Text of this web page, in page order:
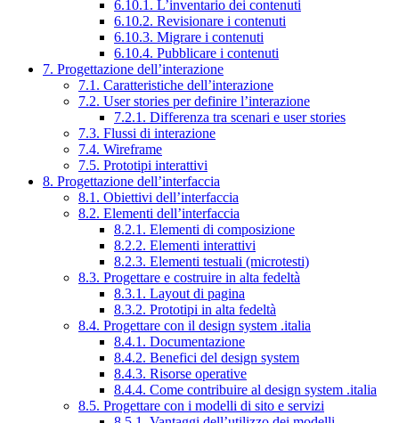
6.10.1. L’inventario dei contenuti
6.10.2. Revisionare i contenuti
6.10.3. Migrare i contenuti
6.10.4. Pubblicare i contenuti
7. Progettazione dell’interazione
7.1. Caratteristiche dell’interazione
7.2. User stories per definire l’interazione
7.2.1. Differenza tra scenari e user stories
7.3. Flussi di interazione
7.4. Wireframe
7.5. Prototipi interattivi
8. Progettazione dell’interfaccia
8.1. Obiettivi dell’interfaccia
8.2. Elementi dell’interfaccia
8.2.1. Elementi di composizione
8.2.2. Elementi interattivi
8.2.3. Elementi testuali (microtesti)
8.3. Progettare e costruire in alta fedeltà
8.3.1. Layout di pagina
8.3.2. Prototipi in alta fedeltà
8.4. Progettare con il design system .italia
8.4.1. Documentazione
8.4.2. Benefici del design system
8.4.3. Risorse operative
8.4.4. Come contribuire al design system .italia
8.5. Progettare con i modelli di sito e servizi